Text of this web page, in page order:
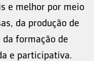
e melhor por meio
da produção de
formação de
e participativa.